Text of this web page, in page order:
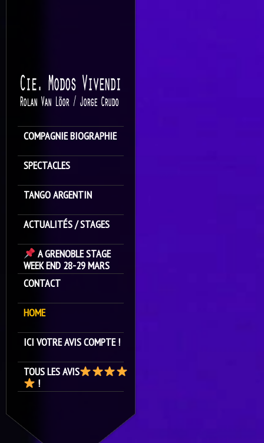
COMPAGNIE BIOGRAPHIE
SPECTACLES
TANGO ARGENTIN
ACTUALITÉS / STAGES
A GRENOBLE STAGE
WEEK END 28-29 MARS
CONTACT
HOME
ICI VOTRE AVIS COMPTE !
TOUS LES AVIS
!